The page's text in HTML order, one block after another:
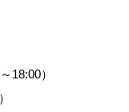
～18:00）